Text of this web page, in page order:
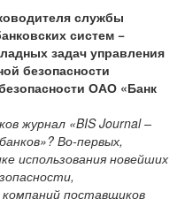
службы
систем −
задач управления
безопасности
ОАО «Банк
журнал «BIS Journal –
Во-первых,
использования новейших
поставщиков